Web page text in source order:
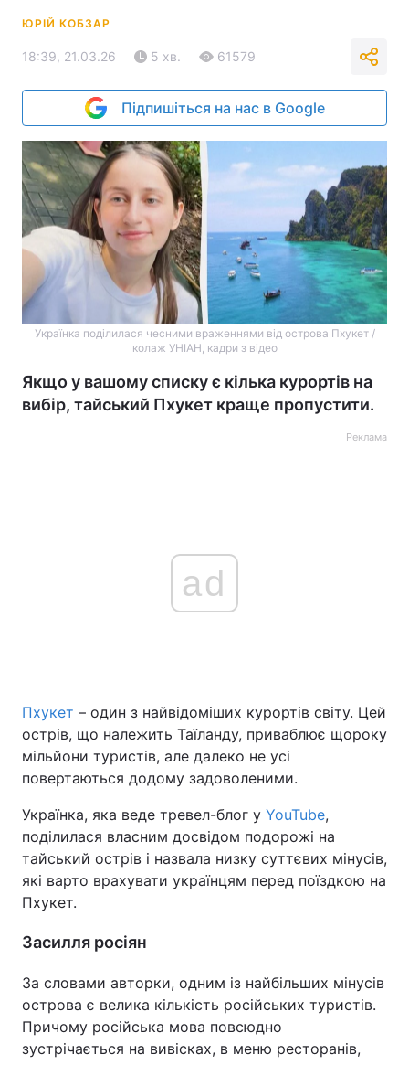
ЮРІЙ КОБЗАР
18:39, 21.03.26 5 хв. 61579
Підпишіться на нас в Google
Українка поділилася чесними враженнями від острова Пхукет /
колаж УНІАН, кадри з відео
Якщо у вашому списку є кілька курортів на
вибір, тайський Пхукет краще пропустити.
Реклама
ad
Пхукет – один з найвідоміших курортів світу. Цей
острів, що належить Таїланду, приваблює щороку
мільйони туристів, але далеко не усі
повертаються додому задоволеними.
Українка, яка веде тревел-блог у YouTube,
поділилася власним досвідом подорожі на
тайський острів і назвала низку суттєвих мінусів,
які варто врахувати українцям перед поїздкою на
Пхукет.
Засилля росіян
За словами авторки, одним із найбільших мінусів
острова є велика кількість російських туристів.
Причому російська мова повсюдно
зустрічається на вивісках, в меню ресторанів,